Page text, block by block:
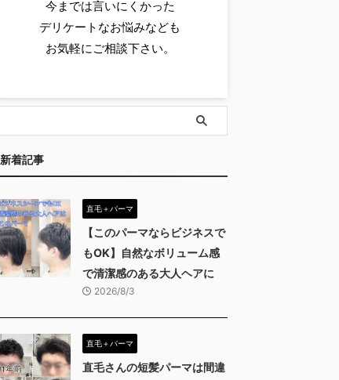
今までは言いにくかった
デリケートなお悩みなども
お気軽にご相談下さい。
新着記事
直毛＋パーマ
【このパーマならビジネスで
もOK】自然なボリューム感
で清潔感のある大人ヘアに
2026/8/3
直毛＋パーマ
直毛さんの短髪パーマは間違